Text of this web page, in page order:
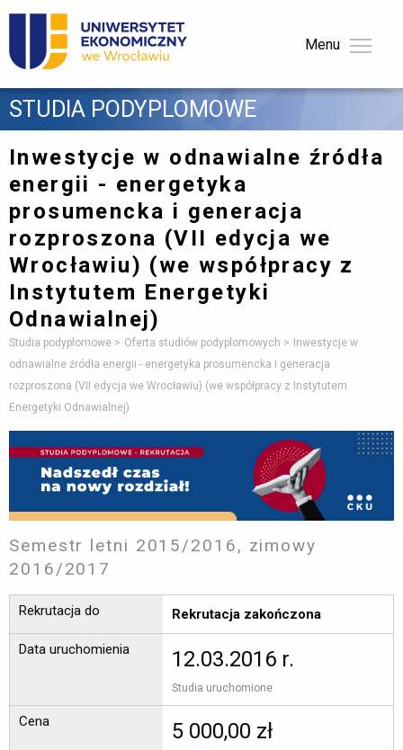
Menu
STUDIA PODYPLOMOWE
Inwestycje w odnawialne źródła
energii - energetyka
prosumencka i generacja
rozproszona (VII edycja we
Wrocławiu) (we współpracy z
Instytutem Energetyki
Odnawialnej)
Studia podyplomowe Oferta studiów podyplomowych
Inwestycje w
odnawialne źródła energii - energetyka prosumencka i generacja
rozproszona (VII edycja we Wrocławiu) (we współpracy z Instytutem
Energetyki Odnawialnej)
Semestr letni 2015/2016, zimowy
2016/2017
Rekrutacja do Rekrutacja zakończona
Data uruchomienia 12.03.2016 r.
Studia uruchomione
Cena 5 000,00 zł